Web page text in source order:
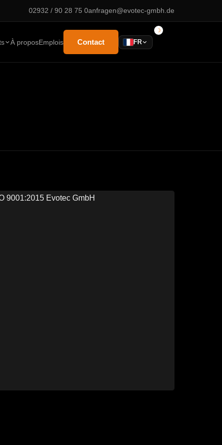
02932 / 90 28 75 0anfragen@evotec-gmbh.de
À proposEmplois Contact FR